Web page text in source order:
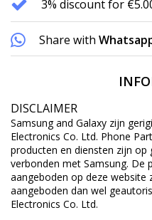
3% discount for
Share with
DISCLAIMER
Samsung and Galaxy zijn
Electronics Co. Ltd. Phone
producten en diensten zijn
verbonden met Samsung. De
aangeboden op deze
aangeboden dan wel
Electronics Co. Ltd.